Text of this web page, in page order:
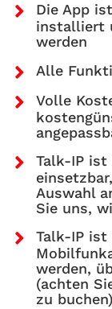
Die App
installiert
werden
Alle
Volle
Talk-IP ist
Auswahl
Sie uns,
Talk-IP ist
werden,
(achten
zu buchen)